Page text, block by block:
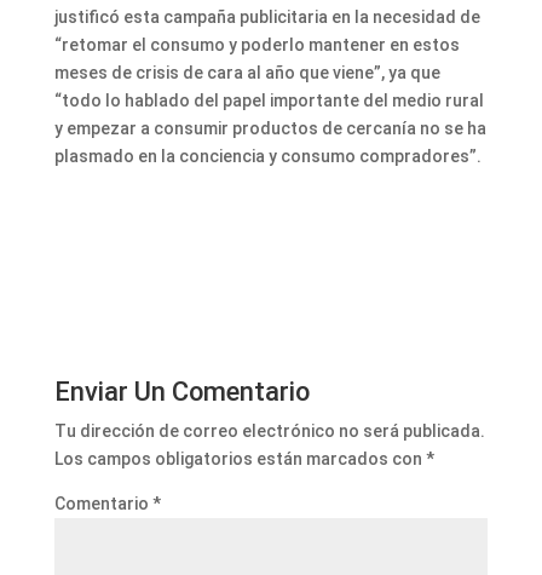
justificó esta campaña publicitaria en la necesidad de
“retomar el consumo y poderlo mantener en estos
meses de crisis de cara al año que viene”, ya que
“todo lo hablado del papel importante del medio rural
y empezar a consumir productos de cercanía no se ha
plasmado en la conciencia y consumo compradores”.
Enviar Un Comentario
Tu dirección de correo electrónico no será publicada.
Los campos obligatorios están marcados con *
Comentario *